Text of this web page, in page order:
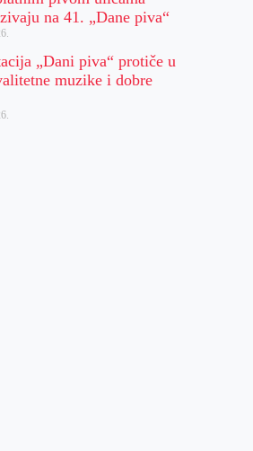
na 41. „Dane piva“
„Dani piva“ protiče u
muzike i dobre